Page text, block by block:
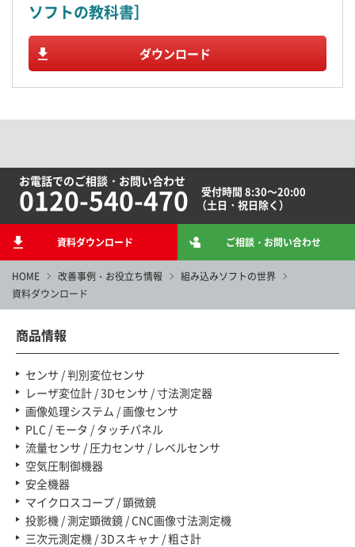
HOME 改善事例・お役立ち情報
組み込みソフトの世界
資料ダウンロード
ソフトの教科書］
ダウンロード
お電話でのご相談・お問い合わせ
0120-540-470
受付時間 8:30～20:00
（土日・祝日除く）
資料ダウンロード ご相談・お問い合わせ
商品情報
センサ / 判別変位センサ
レーザ変位計 / 3Dセンサ / 寸法測定器
画像処理システム / 画像センサ
PLC / モータ / タッチパネル
流量センサ / 圧力センサ / レベルセンサ
空気圧制御機器
安全機器
マイクロスコープ / 顕微鏡
投影機 / 測定顕微鏡 / CNC画像寸法測定機
三次元測定機 / 3Dスキャナ / 粗さ計